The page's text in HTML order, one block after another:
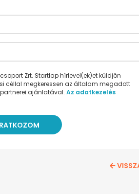
Zrt. Startlap hírlevel(ek)et küldjön
céllal megkeressen az általam megadott
ajánlatával. Az adatkezelés